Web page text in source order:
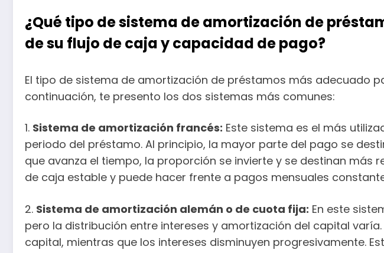
¿Qué tipo de sistema de amortización de
de su flujo de caja y capacidad de pago?
El tipo de sistema de amortización de préstamos más adecuado
continuación, te presento los dos sistemas más comunes:
1. Sistema de amortización francés: Este sistema es el más
periodo del préstamo. Al principio, la mayor parte del pago se
que avanza el tiempo, la proporción se invierte y se destinan más
de caja estable y puede hacer frente a pagos mensuales
2. Sistema de amortización alemán o de cuota fija: En este
pero la distribución entre intereses y amortización del capital
capital, mientras que los intereses disminuyen progresivamente.